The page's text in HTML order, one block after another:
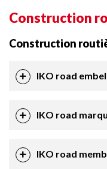
Construction
Construction
IKO road
IKO road
IKO road